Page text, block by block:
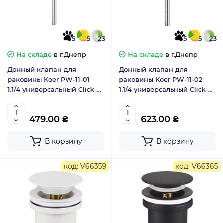
5 5
23
На складе в г.Днепр
Донный клапан для
раковины Koer PW-11-01
1.1/4 универсальный Click-
479.00 ₴
В корзину
5 5
23
На складе в г.Днепр
Донный клапан для
раковины Koer PW-11-02
1.1/4 универсальный Click-
(KR5792)
623.00 ₴
В корзину
код: V66359 код: V66365